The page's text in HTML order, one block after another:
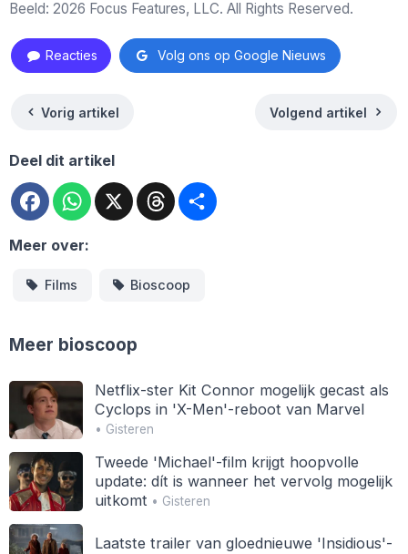
Beeld: 2026 Focus Features, LLC. All Rights Reserved.
Reacties Volg ons op Google Nieuws
Vorig artikel Volgend artikel
Deel dit artikel
FacebookWhatsApp
X Threads
Meer over:
Films Bioscoop
Meer bioscoop
Netflix-ster Kit Connor mogelijk gecast als
Cyclops in 'X-Men'-reboot van Marvel
• Gisteren
Tweede 'Michael'-film krijgt hoopvolle
update: dít is wanneer het vervolg mogelijk
uitkomt • Gisteren
Laatste trailer van gloednieuwe 'Insidious'-